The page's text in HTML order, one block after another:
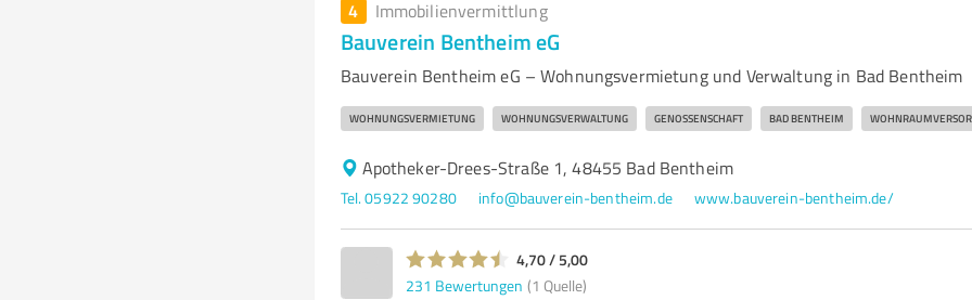
4 Immobilienvermittlung
Bauverein Bentheim eG
Bauverein Bentheim eG – Wohnungsvermietung und Verwaltung in Bad Bentheim
WOHNUNGSVERMIETUNG WOHNUNGSVERWALTUNG GENOSSENSCHAFT BAD BENTHEIM
Apotheker-Drees-Straße 1, 48455 Bad Bentheim
Tel. 05922 90280 info@bauverein-bentheim.de www.bauverein-bentheim.de/
4,70 / 5,00
231 Bewertungen (1 Quelle)